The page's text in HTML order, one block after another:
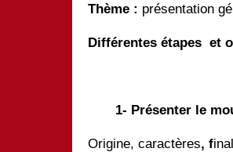
Thème : présentation
Différentes étapes et
1- Présenter le
Origine, caractères, f